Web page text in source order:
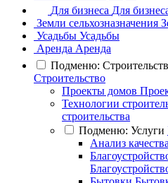
Для бизнеса Для
Земли сельхозназначения
Усадьбы Усадьбы
Аренда Аренда
Подменю:
Строительство
Проекты домов
Технологии
строительства
Подменю: Услуги
Анализ